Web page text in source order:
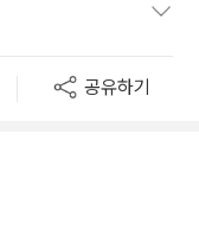
공유하기